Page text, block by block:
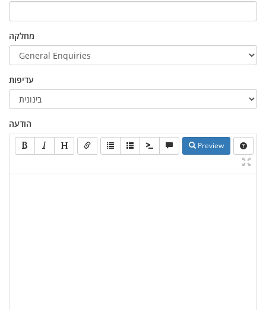
מחלקה
עדיפות
הודעה
Preview